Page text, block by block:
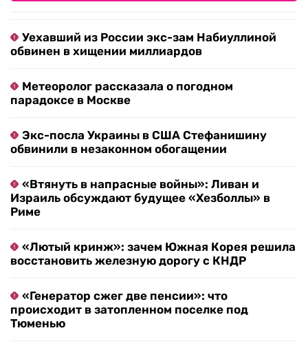
Уехавший из России экс-зам Набиуллиной
обвинен в хищении миллиардов
Метеоролог рассказала о погодном
парадоксе в Москве
Экс-посла Украины в США Стефанишину
обвинили в незаконном обогащении
«Втянуть в напрасные войны»: Ливан и
Израиль обсуждают будущее «Хезболлы» в
Риме
«Лютый кринж»: зачем Южная Корея решила
восстановить железную дорогу с КНДР
«Генератор сжег две пенсии»: что
происходит в затопленном поселке под
Тюменью